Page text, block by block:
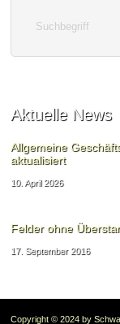
Aktuelle News
Allgemeine
aktualisiert
10. April 2026
Felder ohne
17. September 2016
Copyright © 2024 by